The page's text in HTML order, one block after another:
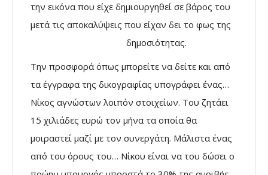
την εικόνα που είχε δημιουργηθεί σε βάρος του
μετά τις αποκαλύψεις που είχαν δει το φως της
δημοσιότητας.
Την προσφορά όπως μπορείτε να δείτε και από
τα έγγραφα της δικογραφίας υπογράφει ένας…
Νίκος αγνώστων λοιπόν στοιχείων. Του ζητάει
15 χιλιάδες ευρώ τον μήνα τα οποία θα
μοιραστεί μαζί με τον συνεργάτη. Μάλιστα ένας
από του όρους του… Νίκου είναι να του δώσει ο